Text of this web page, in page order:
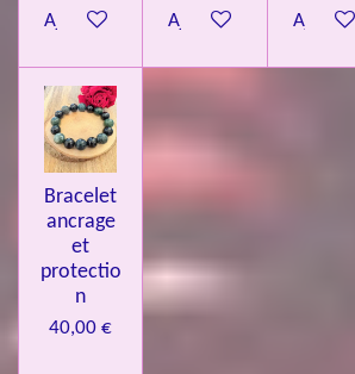
Ajouter au panierAjouter au panierAjouter
Bracelet
ancrage
et
protectio
n
40,00 €